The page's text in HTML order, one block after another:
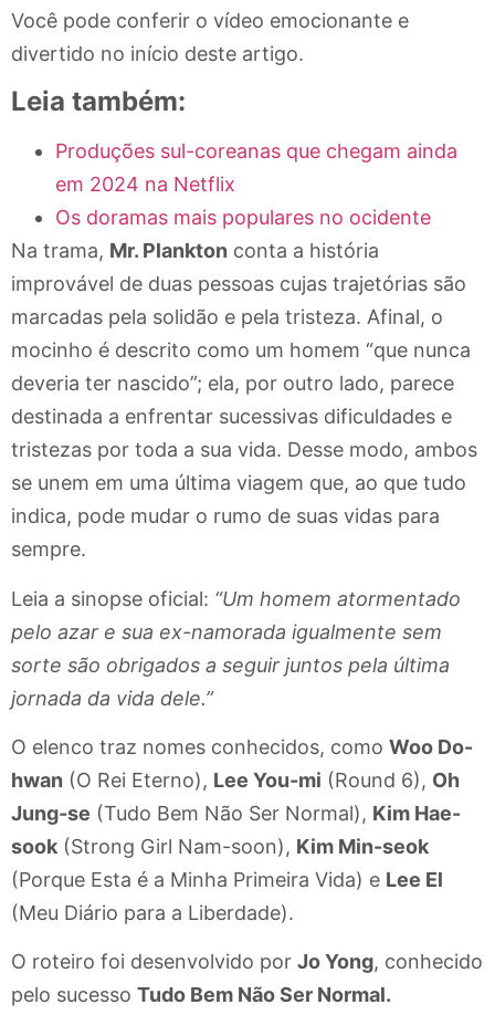
Você pode conferir o vídeo emocionante e
divertido no início deste artigo.
Leia também:
Produções sul-coreanas que chegam ainda
em 2024 na Netflix
Os doramas mais populares no ocidente
Na trama, Mr. Plankton conta a história
improvável de duas pessoas cujas trajetórias são
marcadas pela solidão e pela tristeza. Afinal, o
mocinho é descrito como um homem “que nunca
deveria ter nascido”; ela, por outro lado, parece
destinada a enfrentar sucessivas dificuldades e
tristezas por toda a sua vida. Desse modo, ambos
se unem em uma última viagem que, ao que tudo
indica, pode mudar o rumo de suas vidas para
sempre.
Leia a sinopse oficial: “Um homem atormentado
pelo azar e sua ex-namorada igualmente sem
sorte são obrigados a seguir juntos pela última
jornada da vida dele.”
O elenco traz nomes conhecidos, como Woo Do-
hwan (O Rei Eterno), Lee You-mi (Round 6), Oh
Jung-se (Tudo Bem Não Ser Normal), Kim Hae-
sook (Strong Girl Nam-soon), Kim Min-seok
(Porque Esta é a Minha Primeira Vida) e Lee El
(Meu Diário para a Liberdade).
O roteiro foi desenvolvido por Jo Yong, conhecido
pelo sucesso Tudo Bem Não Ser Normal.